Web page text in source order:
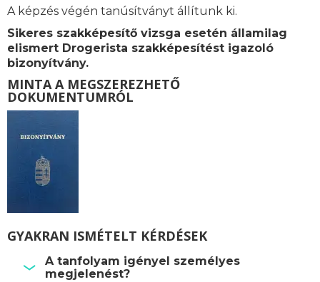
A képzés végén tanúsítványt állítunk ki.
Sikeres szakképesítő vizsga esetén államilag
elismert Drogerista szakképesítést igazoló
bizonyítvány.
MINTA A MEGSZEREZHETŐ
DOKUMENTUMRÓL
GYAKRAN ISMÉTELT KÉRDÉSEK
A tanfolyam igényel személyes
megjelenést?